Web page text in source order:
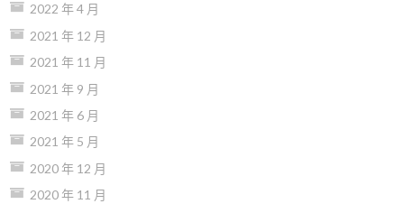
2022 年 4 月
2021 年 12 月
2021 年 11 月
2021 年 9 月
2021 年 6 月
2021 年 5 月
2020 年 12 月
2020 年 11 月